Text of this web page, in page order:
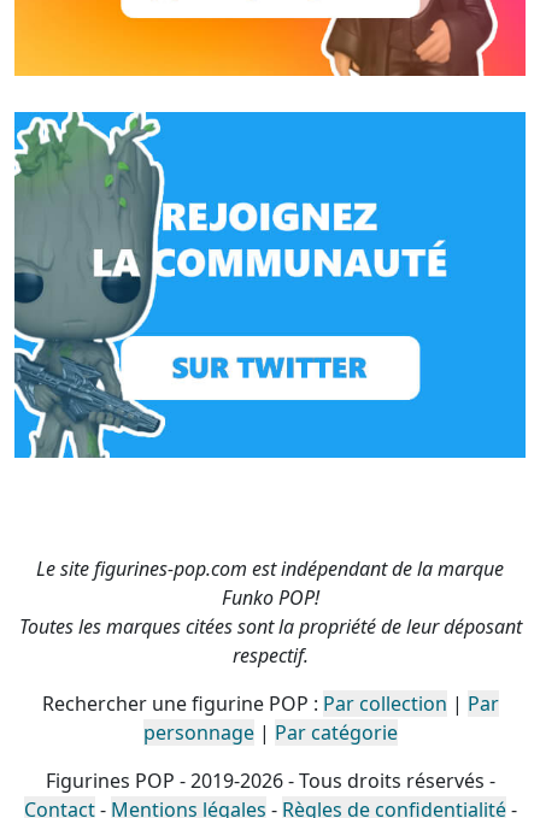
Le site figurines-pop.com est indépendant de la marque
Funko POP!
Toutes les marques citées sont la propriété de leur déposant
respectif.
Rechercher une figurine POP : Par collection | Par
personnage| Par catégorie
Figurines POP - 2019-2026 - Tous droits réservés -
Contact- Mentions légales - Règles de confidentialité-